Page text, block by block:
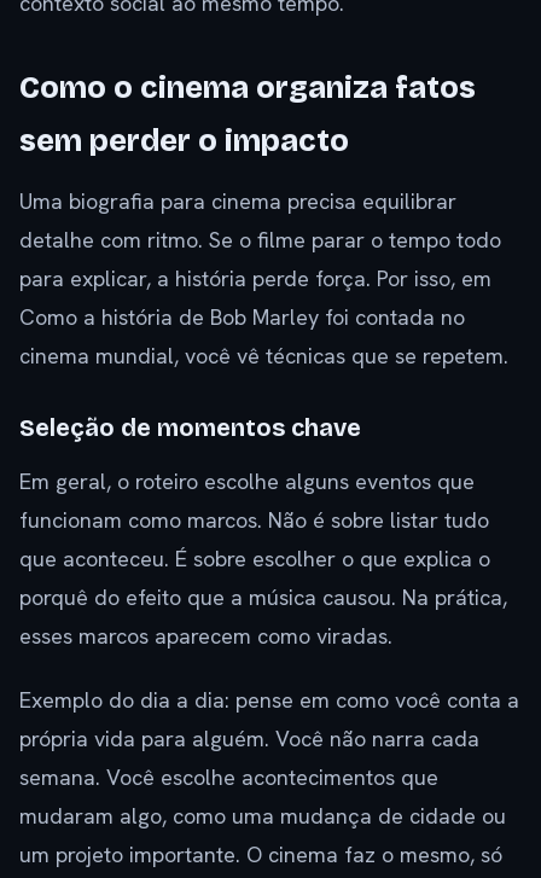
Como o cinema organiza fatos
sem perder o impacto
Uma biografia para cinema precisa equilibrar
detalhe com ritmo. Se o filme parar o tempo todo
para explicar, a história perde força. Por isso, em
Como a história de Bob Marley foi contada no
cinema mundial, você vê técnicas que se repetem.
Seleção de momentos chave
Em geral, o roteiro escolhe alguns eventos que
funcionam como marcos. Não é sobre listar tudo
que aconteceu. É sobre escolher o que explica o
porquê do efeito que a música causou. Na prática,
esses marcos aparecem como viradas.
Exemplo do dia a dia: pense em como você conta a
própria vida para alguém. Você não narra cada
semana. Você escolhe acontecimentos que
mudaram algo, como uma mudança de cidade ou
um projeto importante. O cinema faz o mesmo, só